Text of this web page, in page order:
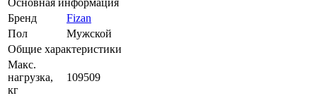
Бренд
Fizan
Пол
Мужской
Общие характеристики
Макс.
нагрузка,
кг
109509